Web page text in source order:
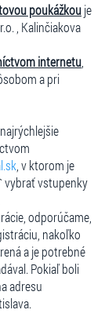
poukážkouje
, Kalinčiakova
internetu
a pri
, v ktorom je
vybrať vstupenky
odporúčame,
nakoľko
a je potrebné
Pokiaľ boli
adresu